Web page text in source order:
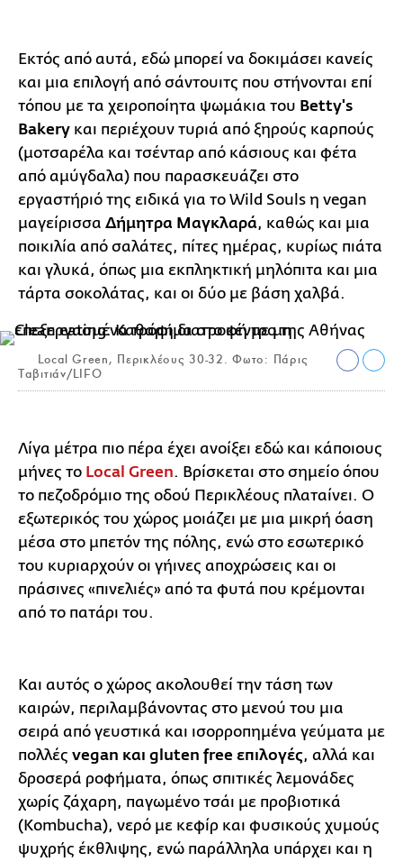
Εκτός από αυτά, εδώ μπορεί να δοκιμάσει κανείς
και μια επιλογή από σάντουιτς που στήνονται επί
τόπου με τα χειροποίητα ψωμάκια του Betty's
Βakery και περιέχουν τυριά από ξηρούς καρπούς
(μοτσαρέλα και τσένταρ από κάσιους και φέτα
από αμύγδαλα) που παρασκευάζει στο
εργαστήριό της ειδικά για το Wild Souls η vegan
μαγείρισσα Δήμητρα Μαγκλαρά, καθώς και μια
ποικιλία από σαλάτες, πίτες ημέρας, κυρίως πιάτα
και γλυκά, όπως μια εκπληκτική μηλόπιτα και μια
τάρτα σοκολάτας, και οι δύο με βάση χαλβά.
Local Green, Περικλέους 30-32. Φωτο: Πάρις
Ταβιτιάν/LIFO
Λίγα μέτρα πιο πέρα έχει ανοίξει εδώ και κάποιους
μήνες το Local Green. Βρίσκεται στο σημείο όπου
το πεζοδρόμιο της οδού Περικλέους πλαταίνει. Ο
εξωτερικός του χώρος μοιάζει με μια μικρή όαση
μέσα στο μπετόν της πόλης, ενώ στο εσωτερικό
του κυριαρχούν οι γήινες αποχρώσεις και οι
πράσινες «πινελιές» από τα φυτά που κρέμονται
από το πατάρι του.
Και αυτός ο χώρος ακολουθεί την τάση των
καιρών, περιλαμβάνοντας στο μενού του μια
σειρά από γευστικά και ισορροπημένα γεύματα με
πολλές vegan και gluten free επιλογές, αλλά και
δροσερά ροφήματα, όπως σπιτικές λεμονάδες
χωρίς ζάχαρη, παγωμένο τσάι με προβιοτικά
(Kombucha), νερό με κεφίρ και φυσικούς χυμούς
ψυχρής έκθλιψης, ενώ παράλληλα υπάρχει και η